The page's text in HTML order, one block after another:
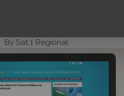
By Sat.1 Regional